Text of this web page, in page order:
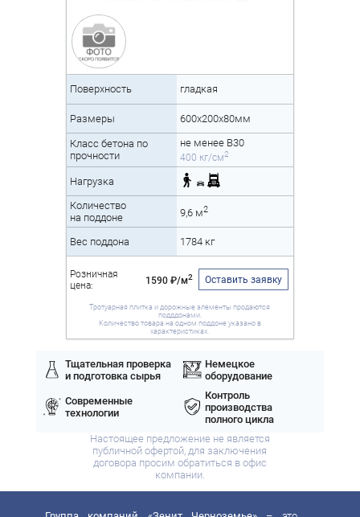
Поверхность гладкая
Размеры 600х200х80мм
Класс бетона по
прочности
не менее B30
400 кг/см2
Нагрузка
Количество
на поддоне
9,6 м2
Вес поддона 1784 кг
Розничная
цена:
1590 ₽/м2 Оставить заявку
Тротуарная плитка и дорожные элементы продаются
подддонами.
Количество товара на одном поддоне указано в
характеристиках.
Тщательная проверка
и подготовка сырья
Немецкое
оборудование
Современные
технологии
Контроль
производства
полного цикла
Настоящее предложение не является
публичной офертой, для заключения
договора просим обратиться в офис
компании.